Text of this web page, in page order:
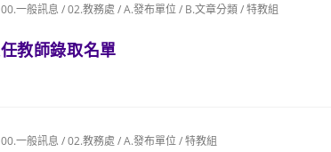
00.一般訊息 /02.教務處 /A.發布單位/ B.文章分類/特教組
教師錄取名單
00.一般訊息 /02.教務處 /A.發布單位/特教組